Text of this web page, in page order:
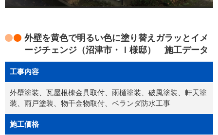
外壁を黄色で明るい色に塗り替えガラッとイメ
ージチェンジ（沼津市・Ｉ様邸） 施工データ
工事内容
外壁塗装、瓦屋根棟金具取付、雨樋塗装、破風塗装、軒天塗
装、雨戸塗装、物干金物取付、ベランダ防水工事
施工価格